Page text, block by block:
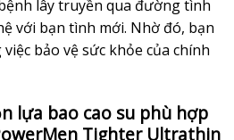
lây truyền qua đường tình
với bạn tình mới. Nhờ đó, bạn
bảo vệ sức khỏe của chính
lựa bao cao su phù hợp
Tighter Ultrathin